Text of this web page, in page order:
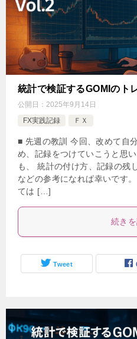
統計で検証するGOMIのト
公開日： 2025年9月14日
FX実践記録
ＦＸ
■ 先週の教訓 今回、改めて自
め、記録をつけていこうと思
も、 統計の付け方、記録の残
などの参考になれば幸いです
ては […]
続き
Tweet